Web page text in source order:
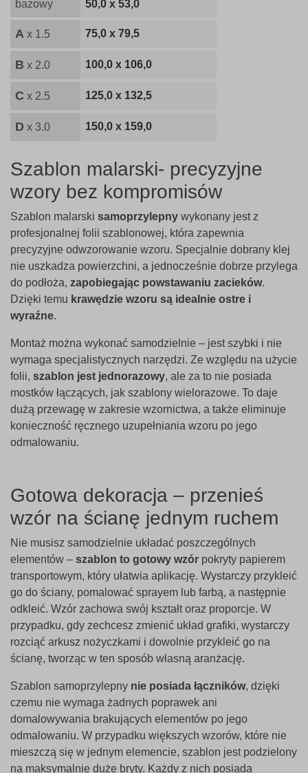
bazowy 50,0 x 53,0
A x 1.5 75,0 x 79,5
B x 2.0 100,0 x 106,0
C x 2.5 125,0 x 132,5
D x 3.0 150,0 x 159,0
Szablon malarski- precyzyjne
wzory bez kompromisów
Szablon malarski samoprzylepny wykonany jest z
profesjonalnej folii szablonowej, która zapewnia
precyzyjne odwzorowanie wzoru. Specjalnie dobrany klej
nie uszkadza powierzchni, a jednocześnie dobrze przylega
do podłoża, zapobiegając powstawaniu zacieków.
Dzięki temu krawędzie wzoru są idealnie ostre i
wyraźne.
Montaż można wykonać samodzielnie – jest szybki i nie
wymaga specjalistycznych narzędzi. Ze względu na użycie
folii, szablon jest jednorazowy, ale za to nie posiada
mostków łączących, jak szablony wielorazowe. To daje
dużą przewagę w zakresie wzornictwa, a także eliminuje
konieczność ręcznego uzupełniania wzoru po jego
odmalowaniu.
Gotowa dekoracja – przenieś
wzór na ścianę jednym ruchem
Nie musisz samodzielnie układać poszczególnych
elementów – szablon to gotowy wzór pokryty papierem
transportowym, który ułatwia aplikację. Wystarczy przykleić
go do ściany, pomalować sprayem lub farbą, a następnie
odkleić. Wzór zachowa swój kształt oraz proporcje. W
przypadku, gdy zechcesz zmienić układ grafiki, wystarczy
rozciąć arkusz nożyczkami i dowolnie przykleić go na
ścianę, tworząc w ten sposób własną aranżację.
Szablon samoprzylepny nie posiada łączników, dzięki
czemu nie wymaga żadnych poprawek ani
domalowywania brakujących elementów po jego
odmalowaniu. W przypadku większych wzorów, które nie
mieszczą się w jednym elemencie, szablon jest podzielony
na maksymalnie duże bryty. Każdy z nich posiada